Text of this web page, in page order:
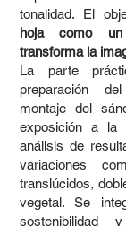
tonalidad. El
hoja como
transforma la
La parte
preparación
montaje del
exposición a la
análisis de
variaciones
translúcidos,
vegetal. Se
sostenibilidad